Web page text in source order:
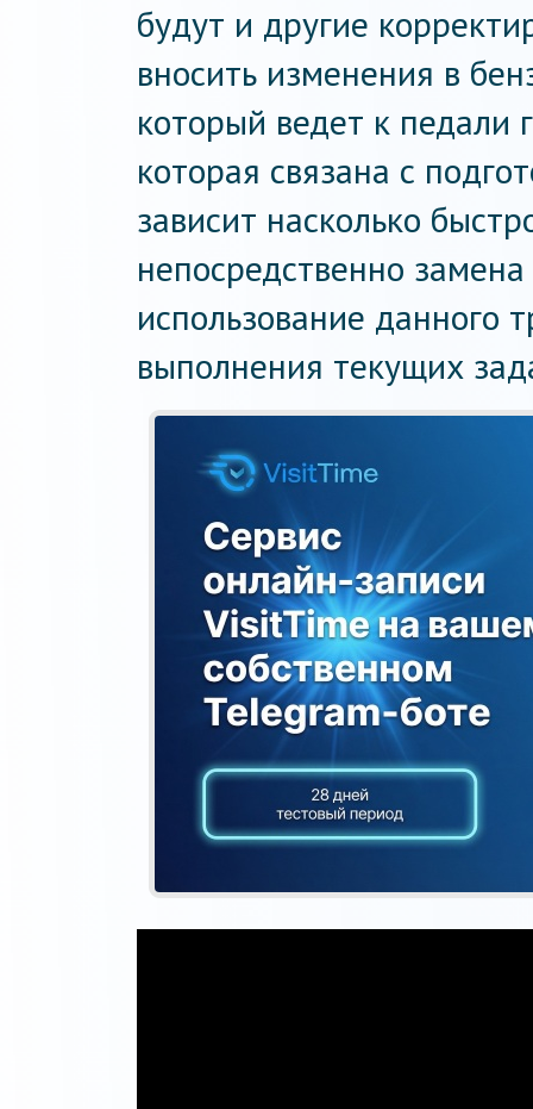
будут и другие
вносить изменения в
который ведет к педали
которая связана с
зависит насколько
непосредственно
использование данного
выполнения текущих